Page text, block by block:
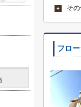
+ そ
フロー